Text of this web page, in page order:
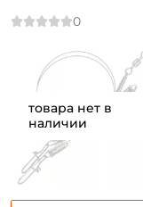
товара нет в
наличии